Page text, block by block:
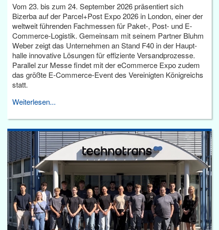
Vom 23. bis zum 24. September 2026 präsentiert sich
Bizerba auf der Parcel+Post Expo 2026 in London, einer der
weltweit führenden Fachmessen für Paket-, Post- und E-
Commerce-Logistik. Gemeinsam mit seinem Partner Bluhm
Weber zeigt das Unternehmen an Stand F40 in der Haupt­
halle innovative Lösungen für effiziente Versandprozesse.
Parallel zur Messe findet mit der eCommerce Expo zudem
das größte E-Commerce-Event des Vereinigten Königreichs
statt.
Weiterlesen...